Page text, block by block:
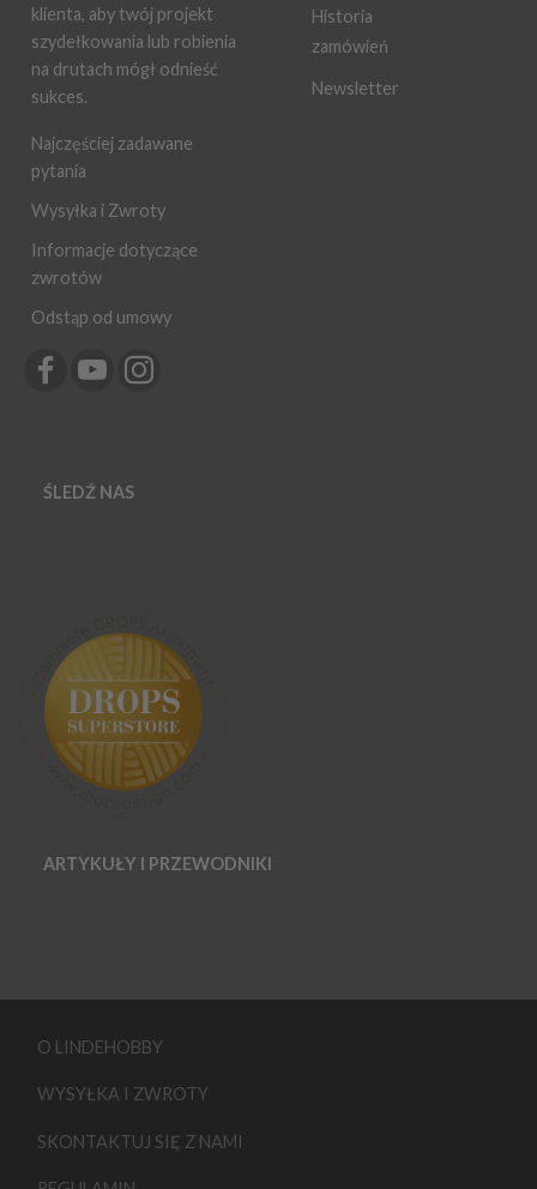
klienta, aby twój projekt
szydełkowania lub robienia
na drutach mógł odnieść
sukces.
Najczęściej zadawane
pytania
Wysyłka i Zwroty
Informacje dotyczące
zwrotów
Odstąp od umowy
Historia
zamówień
Newsletter
ŚLEDŹ NAS
ARTYKUŁY I PRZEWODNIKI
O LINDEHOBBY
WYSYŁKA I ZWROTY
SKONTAKTUJ SIĘ Z NAMI